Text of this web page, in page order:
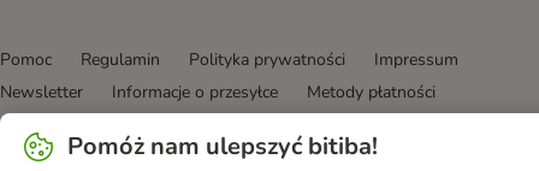
Pomoc Regulamin Polityka prywatności
Impressum
Newsletter
Informacje o przesyłce
Metody płatności
Formularz odstąpienia od umowy
Program partnerski
Korzyści w skrócie
Pomóż nam ulepszyć bitiba!